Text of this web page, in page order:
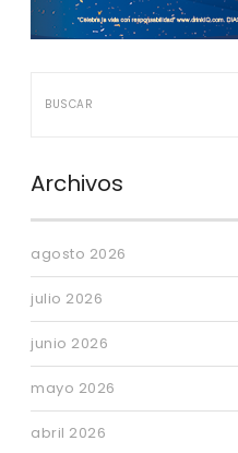
Archivos
agosto 2026
julio 2026
junio 2026
mayo 2026
abril 2026